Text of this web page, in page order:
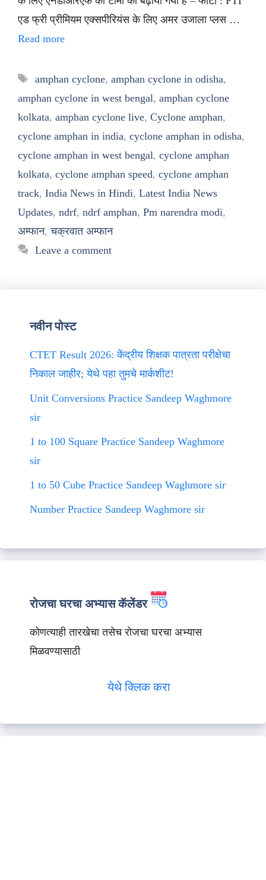
एड फ्री प्रीमियम एक्सपीरियंस के लिए अमर उजाला प्लस …
Read more
Tags
amphan cyclone, amphan cyclone in odisha,
amphan cyclone in west bengal, amphan cyclone
kolkata, amphan cyclone live, Cyclone amphan,
cyclone amphan in india, cyclone amphan in odisha,
cyclone amphan in west bengal, cyclone amphan
kolkata, cyclone amphan speed, cyclone amphan
track, India News in Hindi, Latest India News
Updates, ndrf, ndrf amphan, Pm narendra modi,
अम्फान,चक्रवात अम्फान
Leave a comment
नवीन पोस्ट
CTET Result 2026: केंद्रीय शिक्षक पात्रता परीक्षेचा
निकाल जाहीर; येथे पहा तुमचे मार्कशीट!
Unit Conversions Practice Sandeep Waghmore
sir
1 to 100 Square Practice Sandeep Waghmore
sir
1 to 50 Cube Practice Sandeep Waghmore sir
Number Practice Sandeep Waghmore sir
रोजचा घरचा अभ्यास कॅलेंडर
कोणत्याही तारखेचा तसेच रोजचा घरचा अभ्यास
मिळवण्यासाठी
येथे क्लिक करा